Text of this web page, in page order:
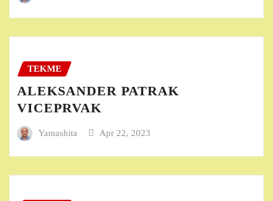
TEKME
ALEKSANDER PATRAK
VICEPRVAK
Yamashita Apr 22, 2023